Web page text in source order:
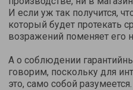
И если уж так получится,
который будет протекать
возражений поменяет его
А о соблюдении
говорим, поскольку для
это, само собой разумеется.